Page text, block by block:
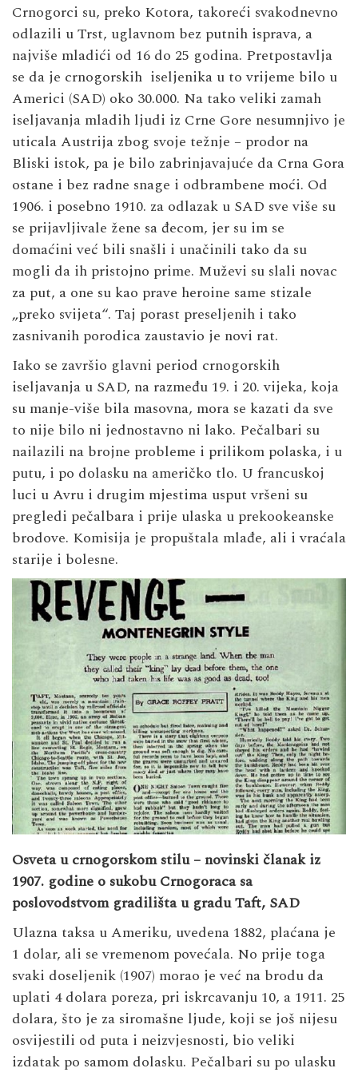
Crnogorci su, preko Kotora, takoreći svakodnevno
odlazili u Trst, uglavnom bez putnih isprava, a
najviše mladići od 16 do 25 godina. Pretpostavlja
se da je crnogorskih iseljenika u to vrijeme bilo u
Americi (SAD) oko 30.000. Na tako veliki zamah
iseljavanja mladih ljudi iz Crne Gore nesumnjivo je
uticala Austrija zbog svoje težnje – prodor na
Bliski istok, pa je bilo zabrinjavajuće da Crna Gora
ostane i bez radne snage i odbrambene moći. Od
1906. i posebno 1910. za odlazak u SAD sve više su
se prijavljivale žene sa đecom, jer su im se
domaćini već bili snašli i unačinili tako da su
mogli da ih pristojno prime. Muževi su slali novac
za put, a one su kao prave heroine same stizale
„preko svijeta“. Taj porast preseljenih i tako
zasnivanih porodica zaustavio je novi rat.
Iako se završio glavni period crnogorskih
iseljavanja u SAD, na razmeđu 19. i 20. vijeka, koja
su manje-više bila masovna, mora se kazati da sve
to nije bilo ni jednostavno ni lako. Pečalbari su
nailazili na brojne probleme i prilikom polaska, i u
putu, i po dolasku na američko tlo. U francuskoj
luci u Avru i drugim mjestima usput vršeni su
pregledi pečalbara i prije ulaska u prekookeanske
brodove. Komisija je propuštala mlađe, ali i vraćala
starije i bolesne.
Osveta u crnogorskom stilu – novinski članak iz
1907. godine o sukobu Crnogoraca sa
poslovodstvom gradilišta u gradu Taft, SAD
Ulazna taksa u Ameriku, uvedena 1882, plaćana je
1 dolar, ali se vremenom povećala. No prije toga
svaki doseljenik (1907) morao je već na brodu da
uplati 4 dolara poreza, pri iskrcavanju 10, a 1911. 25
dolara, što je za siromašne ljude, koji se još nijesu
osvijestili od puta i neizvjesnosti, bio veliki
izdatak po samom dolasku. Pečalbari su po ulasku